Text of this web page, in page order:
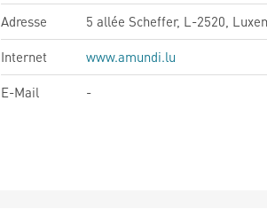
Adresse
5 allée Scheffer, L-2520,
Internet
www.amundi.lu
E-Mail
-